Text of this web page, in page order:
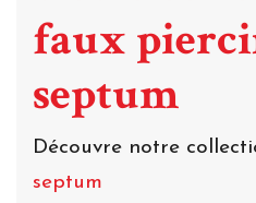
faux
septum
Découvre notre
septum